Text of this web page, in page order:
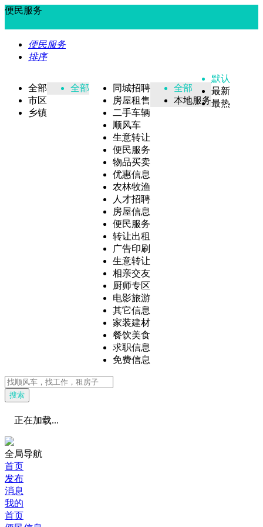
便民服务
便民服务
排序
全部
市区
乡镇
全部
同城招聘
房屋租售
二手车辆
顺风车
生意转让
便民服务
物品买卖
优惠信息
农林牧渔
人才招聘
房屋信息
便民服务
转让出租
广告印刷
生意转让
相亲交友
厨师专区
电影旅游
其它信息
家装建材
餐饮美食
求职信息
免费信息
全部
本地服务
默认
最新
最热
搜索
正在加载...
全局导航
首页
发布
消息
我的
首页